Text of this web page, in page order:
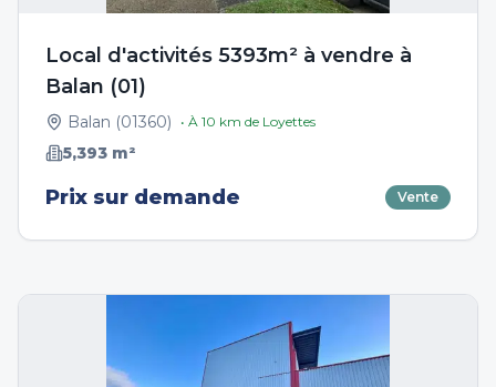
Local d'activités 5393m² à vendre à
Balan (01)
Balan (01360) • À 10 km de Loyettes
5,393 m²
Prix sur demande Vente